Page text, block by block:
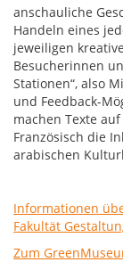
anschauliche
Handeln eines
jeweiligen
Besucherinnen
Stationen“, also
und Feedback-
machen Texte
Französisch die
arabischen
Informationen
Fakultät
Zum